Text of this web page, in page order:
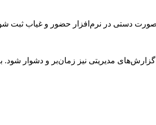
دستی در نرم‌افزار حضور و غیاب ثبت شود.
مدیریتی نیز زمان‌بر و دشوار شود.